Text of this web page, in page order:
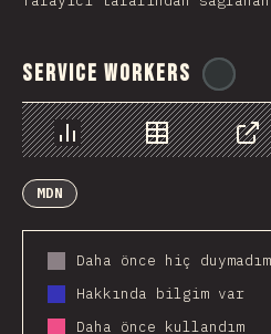
Service Workers
Chart Data
MDN
Daha önce hiç duymadım
Hakkında bilgim var
Daha önce kullandım